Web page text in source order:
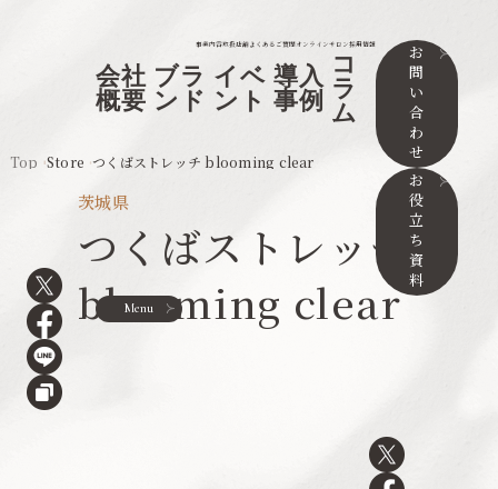
事業内容取扱店舗よくあるご質問オンラインサロン採用情報
会社
概要
ブラ
ンド
イベ
ント
導入
事例
コ
ラ
ム
お
問
い
合
わ
せ
お
役
立
ち
資
料
Menu
Top Store つくばストレッチ blooming clear
茨城県
つくばストレッチ
blooming clear